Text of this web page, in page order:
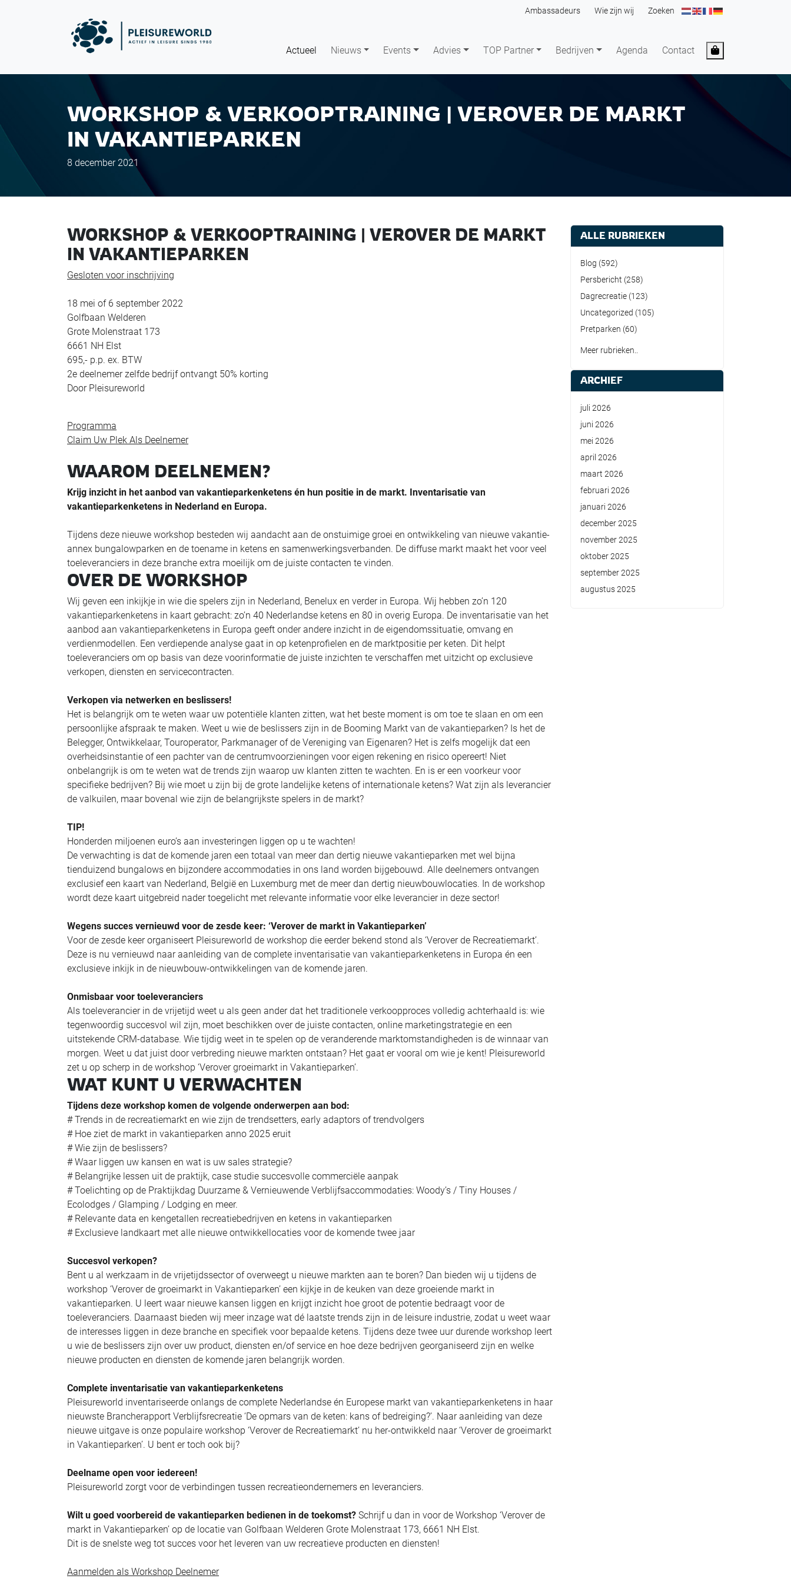
Ambassadeurs Wie zijn wij Zoeken
Actueel Nieuws Events Advies TOP Partner Bedrijven Agenda Contact Cart
WORKSHOP & VERKOOPTRAINING | VEROVER DE MARKT
IN VAKANTIEPARKEN
8 december 2021
WORKSHOP & VERKOOPTRAINING | VEROVER DE MARKT
IN VAKANTIEPARKEN
Gesloten voor inschrijving
18 mei of 6 september 2022
Golfbaan Welderen
Grote Molenstraat 173
6661 NH Elst
695,- p.p. ex. BTW
2e deelnemer zelfde bedrijf ontvangt 50% korting
Door Pleisureworld
Programma
Claim Uw Plek Als Deelnemer
WAAROM DEELNEMEN?
Krijg inzicht in het aanbod van vakantieparkenketens én hun positie in de markt. Inventarisatie van
vakantieparkenketens in Nederland en Europa.
Tijdens deze nieuwe workshop besteden wij aandacht aan de onstuimige groei en ontwikkeling van nieuwe vakantie-
annex bungalowparken en de toename in ketens en samenwerkingsverbanden. De diffuse markt maakt het voor veel
toeleveranciers in deze branche extra moeilijk om de juiste contacten te vinden.
OVER DE WORKSHOP
Wij geven een inkijkje in wie die spelers zijn in Nederland, Benelux en verder in Europa. Wij hebben zo’n 120
vakantieparkenketens in kaart gebracht: zo’n 40 Nederlandse ketens en 80 in overig Europa. De inventarisatie van het
aanbod aan vakantieparkenketens in Europa geeft onder andere inzicht in de eigendomssituatie, omvang en
verdienmodellen. Een verdiepende analyse gaat in op ketenprofielen en de marktpositie per keten. Dit helpt
toeleveranciers om op basis van deze voorinformatie de juiste inzichten te verschaffen met uitzicht op exclusieve
verkopen, diensten en servicecontracten.
Verkopen via netwerken en beslissers!
Het is belangrijk om te weten waar uw potentiële klanten zitten, wat het beste moment is om toe te slaan en om een
persoonlijke afspraak te maken. Weet u wie de beslissers zijn in de Booming Markt van de vakantieparken? Is het de
Belegger, Ontwikkelaar, Touroperator, Parkmanager of de Vereniging van Eigenaren? Het is zelfs mogelijk dat een
overheidsinstantie of een pachter van de centrumvoorzieningen voor eigen rekening en risico opereert! Niet
onbelangrijk is om te weten wat de trends zijn waarop uw klanten zitten te wachten. En is er een voorkeur voor
specifieke bedrijven? Bij wie moet u zijn bij de grote landelijke ketens of internationale ketens? Wat zijn als leverancier
de valkuilen, maar bovenal wie zijn de belangrijkste spelers in de markt?
TIP!
Honderden miljoenen euro’s aan investeringen liggen op u te wachten!
De verwachting is dat de komende jaren een totaal van meer dan dertig nieuwe vakantieparken met wel bijna
tienduizend bungalows en bijzondere accommodaties in ons land worden bijgebouwd. Alle deelnemers ontvangen
exclusief een kaart van Nederland, België en Luxemburg met de meer dan dertig nieuwbouwlocaties. In de workshop
wordt deze kaart uitgebreid nader toegelicht met relevante informatie voor elke leverancier in deze sector!
Wegens succes vernieuwd voor de zesde keer: ‘Verover de markt in Vakantieparken’
Voor de zesde keer organiseert Pleisureworld de workshop die eerder bekend stond als ‘Verover de Recreatiemarkt’.
Deze is nu vernieuwd naar aanleiding van de complete inventarisatie van vakantieparkenketens in Europa én een
exclusieve inkijk in de nieuwbouw-ontwikkelingen van de komende jaren.
Onmisbaar voor toeleveranciers
Als toeleverancier in de vrijetijd weet u als geen ander dat het traditionele verkoopproces volledig achterhaald is: wie
tegenwoordig succesvol wil zijn, moet beschikken over de juiste contacten, online marketingstrategie en een
uitstekende CRM-database. Wie tijdig weet in te spelen op de veranderende marktomstandigheden is de winnaar van
morgen. Weet u dat juist door verbreding nieuwe markten ontstaan? Het gaat er vooral om wie je kent! Pleisureworld
zet u op scherp in de workshop ‘Verover groeimarkt in Vakantieparken’.
WAT KUNT U VERWACHTEN
Tijdens deze workshop komen de volgende onderwerpen aan bod:
# Trends in de recreatiemarkt en wie zijn de trendsetters, early adaptors of trendvolgers
# Hoe ziet de markt in vakantieparken anno 2025 eruit
# Wie zijn de beslissers?
# Waar liggen uw kansen en wat is uw sales strategie?
# Belangrijke lessen uit de praktijk, case studie succesvolle commerciële aanpak
# Toelichting op de Praktijkdag Duurzame & Vernieuwende Verblijfsaccommodaties: Woody’s / Tiny Houses /
Ecolodges / Glamping / Lodging en meer.
# Relevante data en kengetallen recreatiebedrijven en ketens in vakantieparken
# Exclusieve landkaart met alle nieuwe ontwikkellocaties voor de komende twee jaar
Succesvol verkopen?
Bent u al werkzaam in de vrijetijdssector of overweegt u nieuwe markten aan te boren? Dan bieden wij u tijdens de
workshop ‘Verover de groeimarkt in Vakantieparken’ een kijkje in de keuken van deze groeiende markt in
vakantieparken. U leert waar nieuwe kansen liggen en krijgt inzicht hoe groot de potentie bedraagt voor de
toeleveranciers. Daarnaast bieden wij meer inzage wat dé laatste trends zijn in de leisure industrie, zodat u weet waar
de interesses liggen in deze branche en specifiek voor bepaalde ketens. Tijdens deze twee uur durende workshop leert
u wie de beslissers zijn over uw product, diensten en/of service en hoe deze bedrijven georganiseerd zijn en welke
nieuwe producten en diensten de komende jaren belangrijk worden.
Complete inventarisatie van vakantieparkenketens
Pleisureworld inventariseerde onlangs de complete Nederlandse én Europese markt van vakantieparkenketens in haar
nieuwste Brancherapport Verblijfsrecreatie ‘De opmars van de keten: kans of bedreiging?’. Naar aanleiding van deze
nieuwe uitgave is onze populaire workshop ‘Verover de Recreatiemarkt’ nu her-ontwikkeld naar ‘Verover de groeimarkt
in Vakantieparken’. U bent er toch ook bij?
Deelname open voor iedereen!
Pleisureworld zorgt voor de verbindingen tussen recreatieondernemers en leveranciers.
Wilt u goed voorbereid de vakantieparken bedienen in de toekomst? Schrijf u dan in voor de Workshop ‘Verover de
markt in Vakantieparken’ op de locatie van Golfbaan Welderen Grote Molenstraat 173, 6661 NH Elst.
Dit is de snelste weg tot succes voor het leveren van uw recreatieve producten en diensten!
Aanmelden als Workshop Deelnemer
ALLE RUBRIEKEN
Blog (592)
Persbericht (258)
Dagrecreatie (123)
Uncategorized (105)
Pretparken (60)
Meer rubrieken..
ARCHIEF
juli 2026
juni 2026
mei 2026
april 2026
maart 2026
februari 2026
januari 2026
december 2025
november 2025
oktober 2025
september 2025
augustus 2025